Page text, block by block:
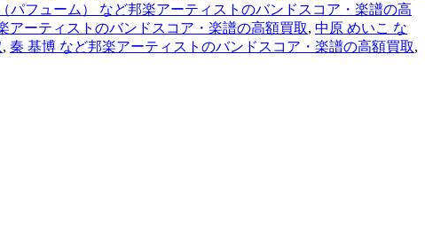
パフューム） など邦楽アーティストのバンドスコア・楽譜の高
アーティストのバンドスコア・楽譜の高額買取, 中原 めいこ な
, 秦 基博 など邦楽アーティストのバンドスコア・楽譜の高額買取,